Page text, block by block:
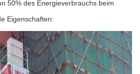
50% des Energieverbrauchs beim
Eigenschaften: